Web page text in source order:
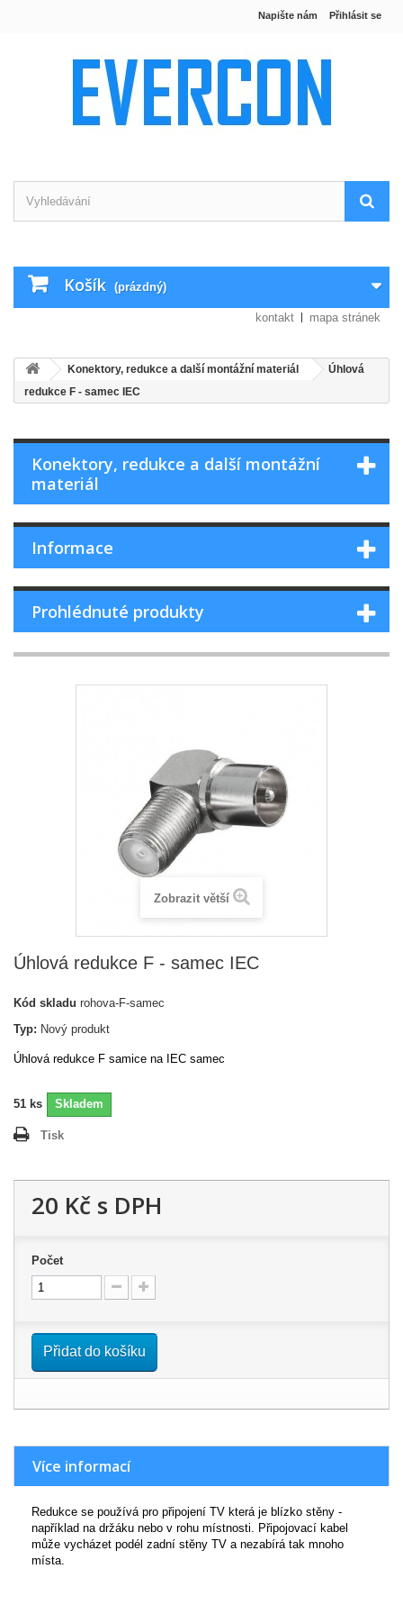
Přihlásit se
Napište nám
Košík (prázdný)
kontakt mapa stránek
Konektory, redukce a další montážní materiál
Úhlová
redukce F - samec IEC
Konektory, redukce a další montážní
materiál
Informace
Prohlédnuté produkty
Zobrazit větší
Úhlová redukce F - samec IEC
Kód skladu rohova-F-samec
Typ: Nový produkt
Úhlová redukce F samice na IEC samec
51 ks Skladem
Tisk
20 Kč s DPH
Počet
Přidat do košíku
Více informací
Redukce se používá pro připojení TV která je blízko stěny -
například na držáku nebo v rohu místnosti. Připojovací kabel
může vycházet podél zadní stěny TV a nezabírá tak mnoho
místa.